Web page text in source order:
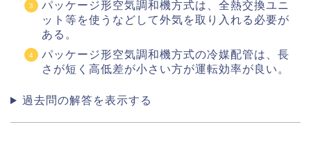
パッケージ形空気調和機方式は、全熱交換ユニ
ット等を使うなどして外気を取り入れる必要が
ある。
パッケージ形空気調和機方式の冷媒配管は、長
さが短く高低差が小さい方が運転効率が良い。
過去問の解答を表示する